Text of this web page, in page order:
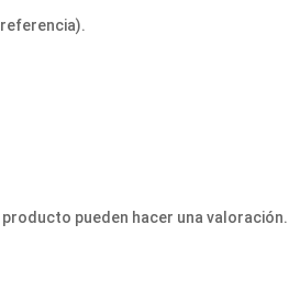
pueden hacer una valoración.